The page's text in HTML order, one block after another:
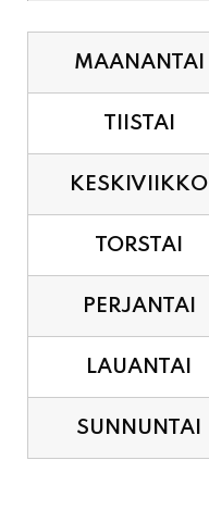
TIISTAI
KESKIVIIKKO
TORSTAI
PERJANTAI
LAUANTAI
SUNNUNTAI